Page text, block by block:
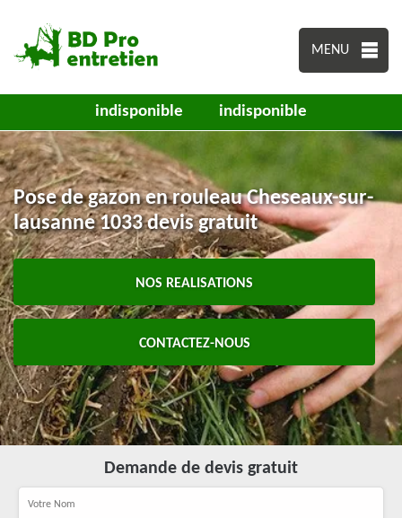
MENU
indisponible indisponible
Pose de gazon en rouleau Cheseaux-sur-
lausanne 1033 devis gratuit
NOS REALISATIONS
CONTACTEZ-NOUS
Demande de devis gratuit